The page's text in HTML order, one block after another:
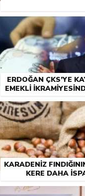
ERDOĞAN ÇKS’YE
EMEKLI
KARADENIZ
KERE DAHA